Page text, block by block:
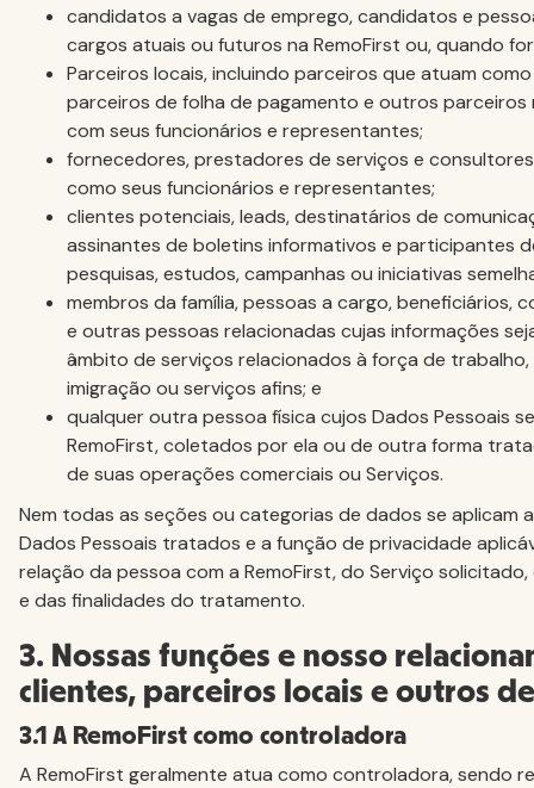
candidatos a vagas de emprego, candidatos e
cargos atuais ou futuros na RemoFirst ou, quando
Parceiros locais, incluindo parceiros que atuam
parceiros de folha de pagamento e outros parceiros
com seus funcionários e representantes;
fornecedores, prestadores de serviços e
como seus funcionários e representantes;
clientes potenciais, leads, destinatários de
assinantes de boletins informativos e participantes
pesquisas, estudos, campanhas ou iniciativas
membros da família, pessoas a cargo, beneficiários,
e outras pessoas relacionadas cujas informações
âmbito de serviços relacionados à força de trabalho,
imigração ou serviços afins; e
qualquer outra pessoa física cujos Dados Pessoais
RemoFirst, coletados por ela ou de outra forma
de suas operações comerciais ou Serviços.
Nem todas as seções ou categorias de dados se aplicam
Dados Pessoais tratados e a função de privacidade
relação da pessoa com a RemoFirst, do Serviço
e das finalidades do tratamento.
3. Nossas funções e nosso
clientes, parceiros locais e outros
3.1 A RemoFirst como controladora
A RemoFirst geralmente atua como controladora, sendo